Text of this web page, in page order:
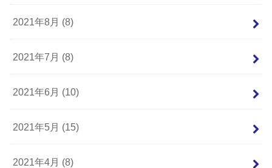
2021年8月 (8)
2021年7月 (8)
2021年6月 (10)
2021年5月 (15)
2021年4月 (8)